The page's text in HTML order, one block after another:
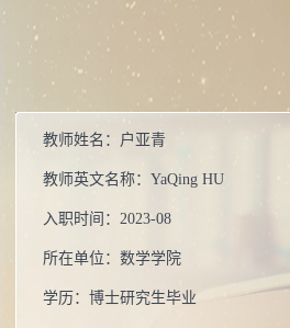
教师姓名： 户亚青
教师英文名称： YaQing HU
入职时间： 2023-08
所在单位： 数学学院
学历： 博士研究生毕业